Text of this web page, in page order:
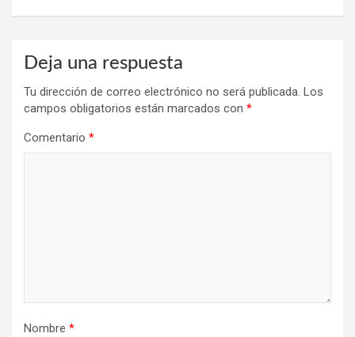
Deja una respuesta
Tu dirección de correo electrónico no será publicada. Los
campos obligatorios están marcados con *
Comentario *
Nombre *